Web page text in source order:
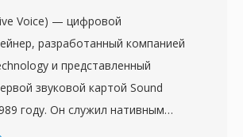
Voice) — цифровой
разработанный компанией
и представленный
звуковой картой Sound
году. Он служил нативным
семейства Sound Blaster в